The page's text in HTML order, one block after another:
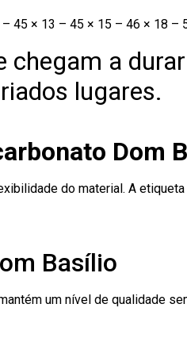
45 × 13 – 45 × 15 – 46 × 18 –
a
lugares.
Dom
do material. A
Basílio
um nível de qualidade